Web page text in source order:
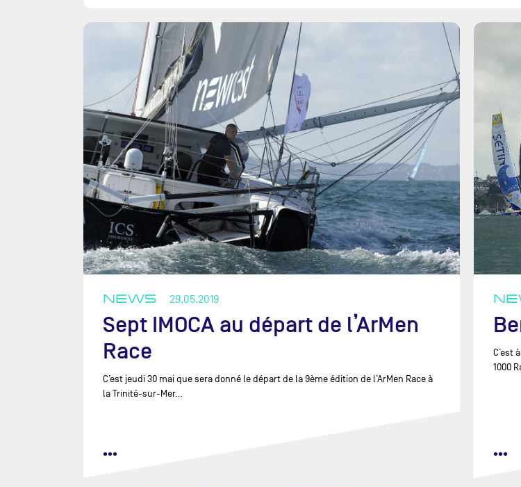
ALBERTO BONA
ELODIE BONAFOUS
COLE BRAUER
FRANCESCA CLAPCICH
CONRAD COLMAN
MANUEL COUSIN
NICO D'ESTAIS
JEAN-BAPTISTE DARAMY
SAM DAVIES
FABIEN DELAHAYE
LINCOLN DEWS
VIOLETTE DORANGE
BENJAMIN FERRÉ
SIMON FISHER
WILL HARRIS
CORENTIN HOREAU
BANQUE POPULAIRE 14
CAFÉ JOYEUX
CANADA OCEAN RACING - BE
WATER POSITIVE
CHARAL
COUP DE POUCE
DMG MORI GLOBAL ONE
DRAGON FLY
EMBRACE THE CHALLENGE
FDJ UNITED
FOUSSIER
GROUPE DUBREUIL - AIR
LES P’TITS DOUDOUS
DÉFI
NEW
SABLES
RETOUR
ROLEX
ROUTE DU
THE
THE
THE
VENDÉE
VENDÉE
NEWS 29.05.2019
Sept IMOCA au départ de l’ArMen
Race
C’est jeudi 30 mai que sera donné le départ de la 9ème édition de l’ArMen Race à
la Trinité-sur-Mer...
•••
C’est
1000
•••